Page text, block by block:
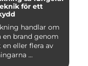
för ett
handlar om
en brand genom
eller flera av
...